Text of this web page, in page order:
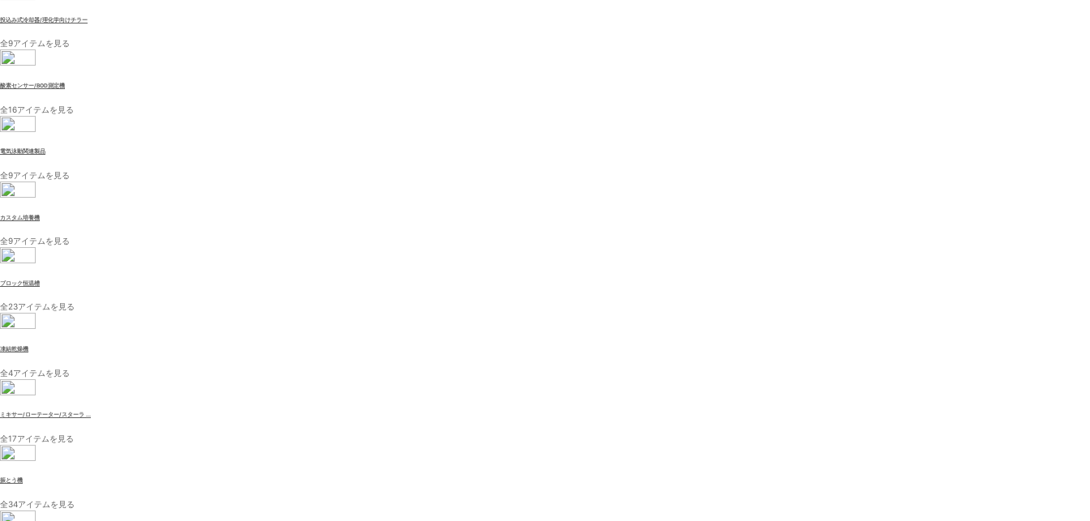
投込み式冷却器/理化学向けチラー
全9アイテムを見る
酸素センサー/BOD測定機
全16アイテムを見る
電気泳動関連製品
全9アイテムを見る
カスタム培養機
全9アイテムを見る
ブロック恒温槽
全23アイテムを見る
凍結乾燥機
全4アイテムを見る
ミキサー/ローテーター/スターラ ...
全17アイテムを見る
振とう機
全34アイテムを見る